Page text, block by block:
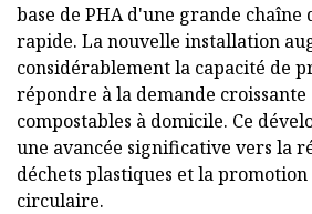
base de PHA d'une grande
rapide. La nouvelle installation
considérablement la capacité de
répondre à la demande croissante
compostables à domicile. Ce
une avancée significative vers la
déchets plastiques et la
circulaire.